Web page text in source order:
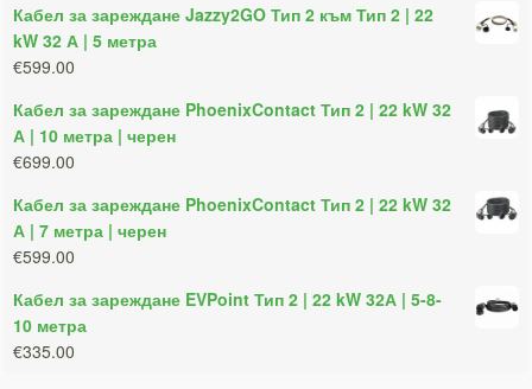
Кабел за зареждане Jazzy2GO Тип 2 към Тип 2 | 22
kW 32 А | 5 метра
€599.00
Кабел за зареждане PhoenixContact Тип 2 | 22 kW 32
А | 10 метра | черен
€699.00
Кабел за зареждане PhoenixContact Тип 2 | 22 kW 32
А | 7 метра | черен
€599.00
Кабел за зареждане EVPoint Тип 2 | 22 kW 32А | 5-8-
10 метра
€335.00